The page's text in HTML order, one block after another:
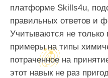
платформе Skills4u,
правильных ответов и
Учитываются не
примеры на типы
потраченное на
этот навык не раз